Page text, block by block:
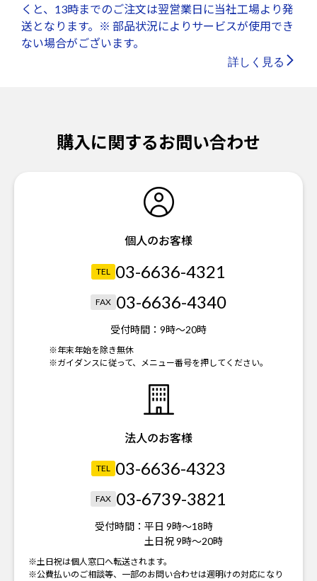
くと、13時までのご注文は翌営業日に当社工場より発
送となります。※ 部品状況によりサービスが使用でき
ない場合がございます。
詳しく見る
購入に関するお問い合わせ
個人のお客様
TEL 03-6636-4321
FAX 03-6636-4340
受付時間： 9時～20時
※年末年始を除き無休
※ガイダンスに従って、メニュー番号を押してください。
法人のお客様
TEL 03-6636-4323
FAX 03-6739-3821
受付時間： 平日 9時～18時
土日祝 9時～20時
※土日祝は個人窓口へ転送されます。
※公費払いのご相談等、一部のお問い合わせは週明けの対応になり